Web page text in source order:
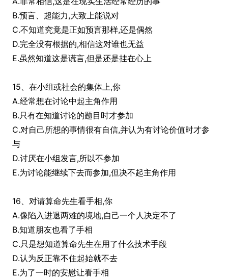
B.预言、超能力,大致上能说对
C.不知道究竟是正如预言那样,还是偶然
D.完全没有根据的,相信这对谁也无益
E.虽然知道这是谎言,但是还是挂在心上
15、在小组或社会的集体上,你
A.经常想在讨论中起主角作用
B.只有在知道讨论的题目时才参加
C.对自己所想的事情很有自信,并认为有讨论价值时才参
与
D.讨厌在小组发言,所以不参加
E.为讨论能继续下去而参加,但决不起主角作用
16、对请算命先生看手相,你
A.像陷入进退两难的境地,自己一个人决定不了
B.知道朋友也看了手相
C.只是想知道算命先生在用了什么技术手段
D.认为反正靠不住起始就不去
E.为了一时的安慰让看手相